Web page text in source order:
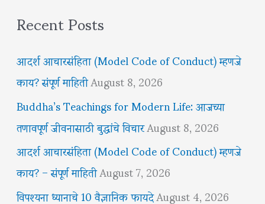
Recent Posts
आदर्श आचारसंहिता (Model Code of Conduct) म्हणजे
काय? संपूर्ण माहितीAugust 8, 2026
Buddha’s Teachings for Modern Life: आजच्या
तणावपूर्ण जीवनासाठी बुद्धांचे विचारAugust 8, 2026
आदर्श आचारसंहिता (Model Code of Conduct) म्हणजे
काय? – संपूर्ण माहितीAugust 7, 2026
विपश्यना ध्यानाचे 10 वैज्ञानिक फायदेAugust 4, 2026